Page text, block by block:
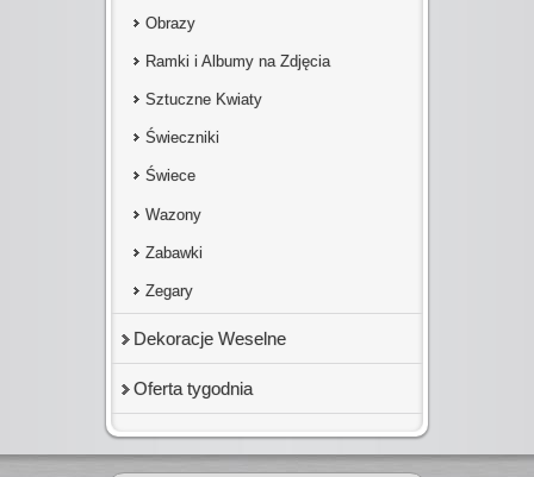
Obrazy
Ramki i Albumy na Zdjęcia
Sztuczne Kwiaty
Świeczniki
Świece
Wazony
Zabawki
Zegary
Dekoracje Weselne
Oferta tygodnia